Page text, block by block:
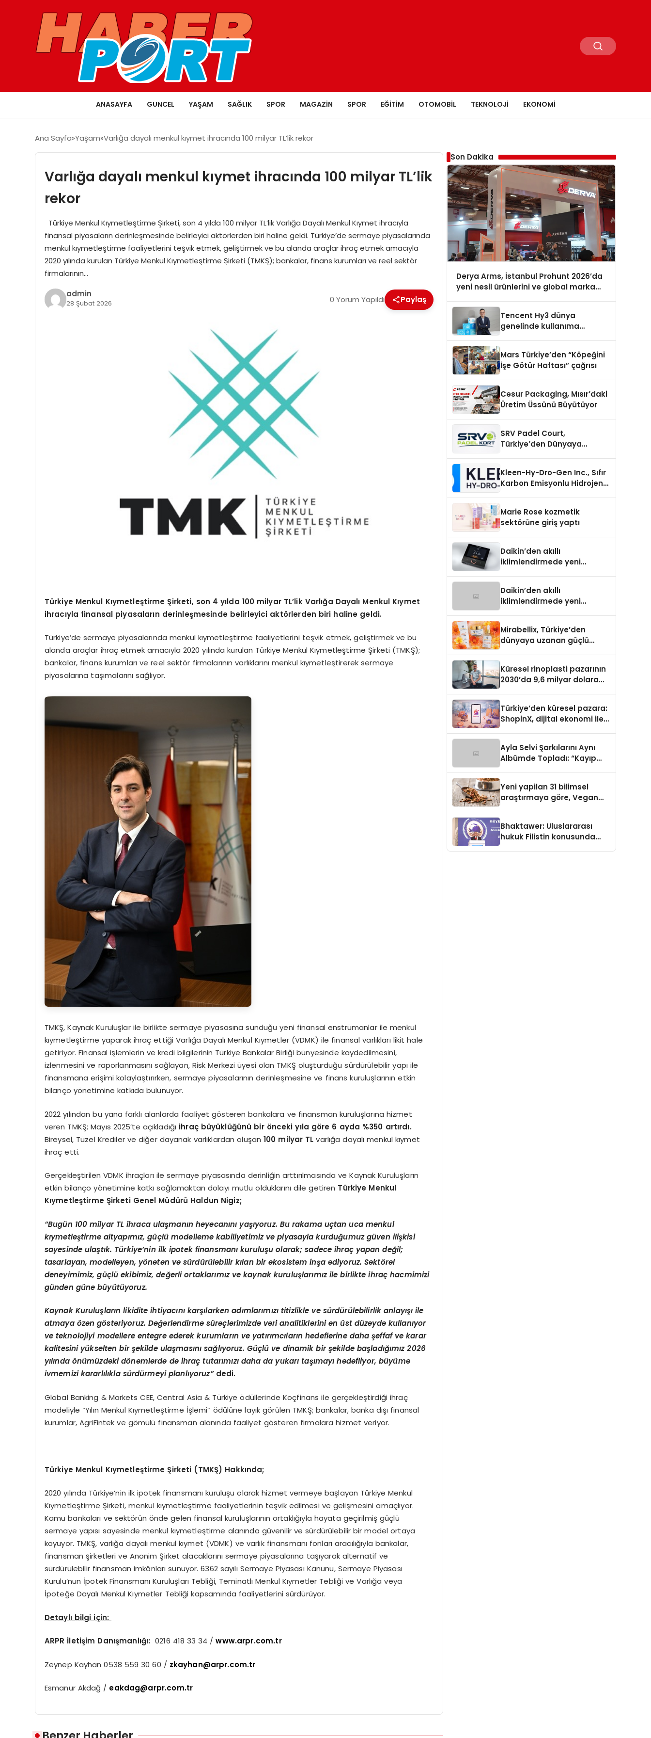
ANASAYFA GUNCEL YAŞAM SAĞLIK SPOR MAGAZIN SPOR EĞITIM OTOMOBIL TEKNOLOJI EKONOMI
Ana Sayfa Yaşam Varlığa dayalı menkul kıymet ihracında 100 milyar TL’lik rekor
Varlığa dayalı menkul kıymet ihracında 100 milyar TL’lik
rekor
Türkiye Menkul Kıymetleştirme Şirketi, son 4 yılda 100 milyar TL’lik Varlığa Dayalı Menkul Kıymet ihracıyla
finansal piyasaların derinleşmesinde belirleyici aktörlerden biri haline geldi. Türkiye’de sermaye piyasalarında
menkul kıymetleştirme faaliyetlerini teşvik etmek, geliştirmek ve bu alanda araçlar ihraç etmek amacıyla
2020 yılında kurulan Türkiye Menkul Kıymetleştirme Şirketi (TMKŞ); bankalar, finans kurumları ve reel sektör
firmalarının…
admin
28 Şubat 2026 0 Yorum Yapıldı Paylaş
Türkiye Menkul Kıymetleştirme Şirketi, son 4 yılda 100 milyar TL’lik Varlığa Dayalı Menkul Kıymet
ihracıyla finansal piyasaların derinleşmesinde belirleyici aktörlerden biri haline geldi.
Türkiye’de sermaye piyasalarında menkul kıymetleştirme faaliyetlerini teşvik etmek, geliştirmek ve bu
alanda araçlar ihraç etmek amacıyla 2020 yılında kurulan Türkiye Menkul Kıymetleştirme Şirketi (TMKŞ);
bankalar, finans kurumları ve reel sektör firmalarının varlıklarını menkul kıymetleştirerek sermaye
piyasalarına taşımalarını sağlıyor.
TMKŞ, Kaynak Kuruluşlar ile birlikte sermaye piyasasına sunduğu yeni finansal enstrümanlar ile menkul
kıymetleştirme yaparak ihraç ettiği Varlığa Dayalı Menkul Kıymetler (VDMK) ile finansal varlıkları likit hale
getiriyor. Finansal işlemlerin ve kredi bilgilerinin Türkiye Bankalar Birliği bünyesinde kaydedilmesini,
izlenmesini ve raporlanmasını sağlayan, Risk Merkezi üyesi olan TMKŞ oluşturduğu sürdürülebilir yapı ile
finansmana erişimi kolaylaştırırken, sermaye piyasalarının derinleşmesine ve finans kuruluşlarının etkin
bilanço yönetimine katkıda bulunuyor.
2022 yılından bu yana farklı alanlarda faaliyet gösteren bankalara ve finansman kuruluşlarına hizmet
veren TMKŞ; Mayıs 2025’te açıkladığı ihraç büyüklüğünü bir önceki yıla göre 6 ayda %350 artırdı.
Bireysel, Tüzel Krediler ve diğer dayanak varlıklardan oluşan100 milyar TL varlığa dayalı menkul kıymet
ihraç etti.
Gerçekleştirilen VDMK ihraçları ile sermaye piyasasında derinliğin arttırılmasında ve Kaynak Kuruluşların
etkin bilanço yönetimine katkı sağlamaktan dolayı mutlu olduklarını dile getiren Türkiye Menkul
Kıymetleştirme Şirketi Genel Müdürü Haldun Nigiz;
“Bugün 100 milyar TL ihraca ulaşmanın heyecanını yaşıyoruz. Bu rakama uçtan uca menkul
kıymetleştirme altyapımız, güçlü modelleme kabiliyetimiz ve piyasayla kurduğumuz güven ilişkisi
sayesinde ulaştık. Türkiye’nin ilk ipotek finansmanı kuruluşu olarak; sadece ihraç yapan değil;
tasarlayan, modelleyen, yöneten ve sürdürülebilir kılan bir ekosistem inşa ediyoruz. Sektörel
deneyimimiz, güçlü ekibimiz, değerli ortaklarımız ve kaynak kuruluşlarımız ile birlikte ihraç hacmimizi
günden güne büyütüyoruz.
Kaynak Kuruluşların likidite ihtiyacını karşılarken adımlarımızı titizlikle ve sürdürülebilirlik anlayışı ile
atmaya özen gösteriyoruz. Değerlendirme süreçlerimizde veri analitiklerini en üst düzeyde kullanıyor
ve teknolojiyi modellere entegre ederek kurumların ve yatırımcıların hedeflerine daha şeffaf ve karar
kalitesini yükselten bir şekilde ulaşmasını sağlıyoruz. Güçlü ve dinamik bir şekilde başladığımız 2026
yılında önümüzdeki dönemlerde de ihraç tutarımızı daha da yukarı taşımayı hedefliyor, büyüme
ivmemizi kararlılıkla sürdürmeyi planlıyoruz”dedi.
Global Banking & Markets CEE, Central Asia & Türkiye ödüllerinde Koçfinans ile gerçekleştirdiği ihraç
modeliyle “Yılın Menkul Kıymetleştirme İşlemi” ödülüne layık görülen TMKŞ; bankalar, banka dışı finansal
kurumlar, AgriFintek ve gömülü finansman alanında faaliyet gösteren firmalara hizmet veriyor.
Türkiye Menkul Kıymetleştirme Şirketi (TMKŞ) Hakkında;
2020 yılında Türkiye’nin ilk ipotek finansmanı kuruluşu olarak hizmet vermeye başlayan Türkiye Menkul
Kıymetleştirme Şirketi, menkul kıymetleştirme faaliyetlerinin teşvik edilmesi ve gelişmesini amaçlıyor.
Kamu bankaları ve sektörün önde gelen finansal kuruluşlarının ortaklığıyla hayata geçirilmiş güçlü
sermaye yapısı sayesinde menkul kıymetleştirme alanında güvenilir ve sürdürülebilir bir model ortaya
koyuyor. TMKŞ, varlığa dayalı menkul kıymet (VDMK) ve varlık finansmanı fonları aracılığıyla bankalar,
finansman şirketleri ve Anonim Şirket alacaklarını sermaye piyasalarına taşıyarak alternatif ve
sürdürülebilir finansman imkânları sunuyor. 6362 sayılı Sermaye Piyasası Kanunu, Sermaye Piyasası
Kurulu’nun İpotek Finansmanı Kuruluşları Tebliği, Teminatlı Menkul Kıymetler Tebliği ve Varlığa veya
İpoteğe Dayalı Menkul Kıymetler Tebliği kapsamında faaliyetlerini sürdürüyor.
Detaylı bilgi için:
ARPR İletişim Danışmanlığı:0216 418 33 34 /www.arpr.com.tr
Zeynep Kayhan 0538 559 30 60 / zkayhan@arpr.com.tr
Esmanur Akdağ / eakdag@arpr.com.tr
Son Dakika
Derya Arms, İstanbul Prohunt 2026’da
yeni nesil ürünlerini ve global marka
Tencent Hy3 dünya
genelinde kullanıma
Mars Türkiye’den “Köpeğini
İşe Götür Haftası” çağrısı
Cesur Packaging, Mısır’daki
Üretim Üssünü Büyütüyor
SRV Padel Court,
Türkiye’den Dünyaya
Kleen-Hy-Dro-Gen Inc., Sıfır
Karbon Emisyonlu Hidrojen
Aldı
Marie Rose kozmetik
sektörüne giriş yaptı
Daikin’den akıllı
iklimlendirmede yeni
Daikin’den akıllı
iklimlendirmede yeni
Mirabellix, Türkiye’den
dünyaya uzanan güçlü
Küresel rinoplasti pazarının
2030’da 9,6 milyar dolara
Türkiye’den küresel pazara:
ShopinX, dijital ekonomi ile
Ayla Selvi Şarkılarını Aynı
Albümde Topladı: “Kayıp
Yeni yapilan 31 bilimsel
araştırmaya göre, Vegan
Sindirildiğini Ortaya Koydu
Bhaktawer: Uluslararası
hukuk Filistin konusunda